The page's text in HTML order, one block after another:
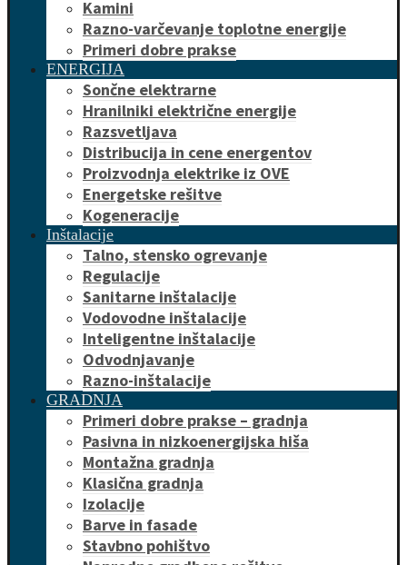
Kamini
Razno-varčevanje toplotne energije
Primeri dobre prakse
ENERGIJA
Sončne elektrarne
Hranilniki električne energije
Razsvetljava
Distribucija in cene energentov
Proizvodnja elektrike iz OVE
Energetske rešitve
Kogeneracije
Inštalacije
Talno, stensko ogrevanje
Regulacije
Sanitarne inštalacije
Vodovodne inštalacije
Inteligentne inštalacije
Odvodnjavanje
Razno-inštalacije
GRADNJA
Primeri dobre prakse – gradnja
Pasivna in nizkoenergijska hiša
Montažna gradnja
Klasična gradnja
Izolacije
Barve in fasade
Stavbno pohištvo